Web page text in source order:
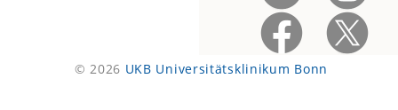
© 2026 UKB Universitätsklinikum Bonn